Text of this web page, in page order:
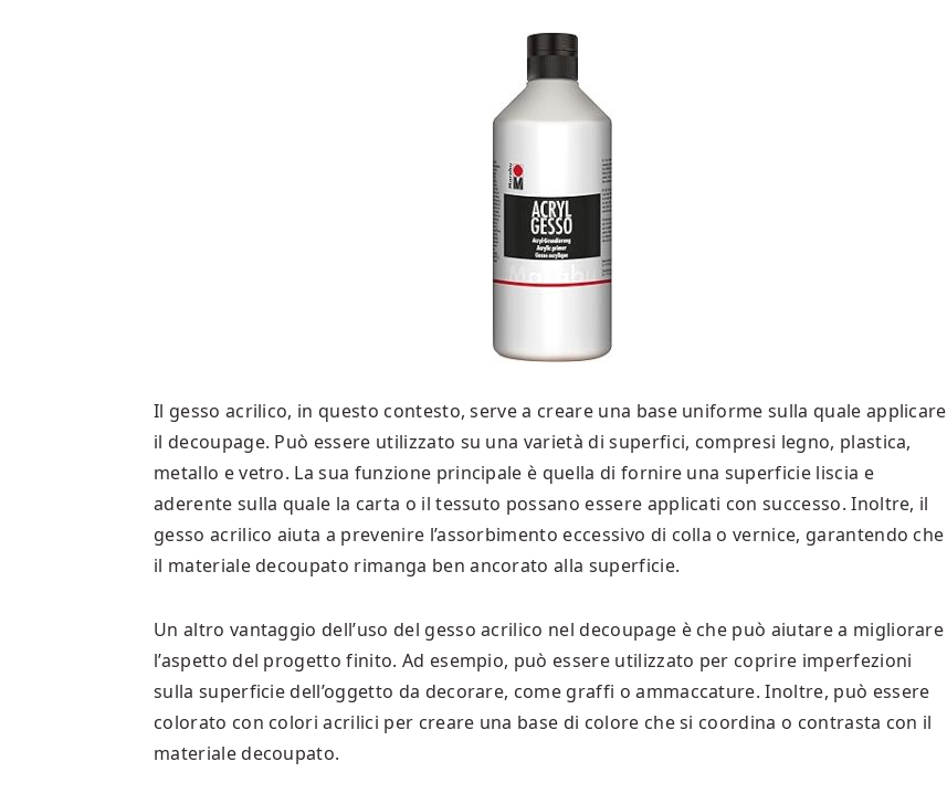
Il gesso acrilico, in questo contesto, serve a creare una base uniforme sulla quale applicare
il decoupage. Può essere utilizzato su una varietà di superfici, compresi legno, plastica,
metallo e vetro. La sua funzione principale è quella di fornire una superficie liscia e
aderente sulla quale la carta o il tessuto possano essere applicati con successo. Inoltre, il
gesso acrilico aiuta a prevenire l’assorbimento eccessivo di colla o vernice, garantendo che
il materiale decoupato rimanga ben ancorato alla superficie.
Un altro vantaggio dell’uso del gesso acrilico nel decoupage è che può aiutare a migliorare
l’aspetto del progetto finito. Ad esempio, può essere utilizzato per coprire imperfezioni
sulla superficie dell’oggetto da decorare, come graffi o ammaccature. Inoltre, può essere
colorato con colori acrilici per creare una base di colore che si coordina o contrasta con il
materiale decoupato.